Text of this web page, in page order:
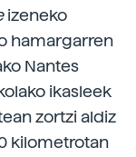
izeneko
hamargarren
Nantes
ikasleek
zortzi aldiz
kilometrotan